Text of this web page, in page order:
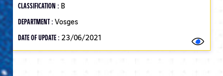
CLASSIFICATION : B
DEPARTMENT : Vosges
DATE OF UPDATE : 23/06/2021